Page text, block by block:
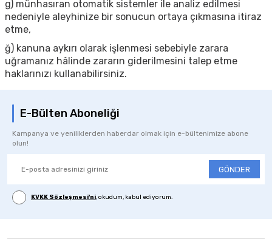
g) münhasıran otomatik sistemler ile analiz edilmesi
nedeniyle aleyhinize bir sonucun ortaya çıkmasına itiraz
etme,
ğ) kanuna aykırı olarak işlenmesi sebebiyle zarara
uğramanız hâlinde zararın giderilmesini talep etme
haklarınızı kullanabilirsiniz.
E-Bülten Aboneliği
Kampanya ve yeniliklerden haberdar olmak için e-bültenimize abone
olun!
GÖNDER
KVKK Sözleşmesi'ni, okudum, kabul ediyorum.